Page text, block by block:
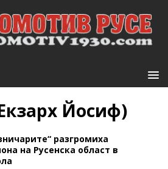
Йосиф)
разгромиха
на Русенска област в